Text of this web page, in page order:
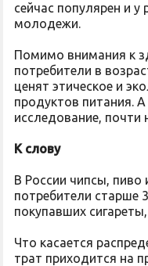
сейчас популярен и у
молодежи.
Помимо внимания к
потребители в
ценят этическое и
продуктов питания.
исследование, почти
К слову
В России чипсы, пиво
потребители старше
покупавших
Что касается
трат приходится на